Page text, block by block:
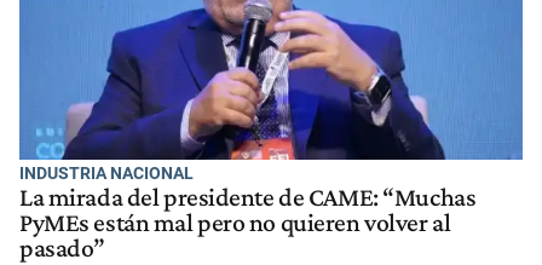
INDUSTRIA NACIONAL
La mirada del presidente de CAME: “Muchas
PyMEs están mal pero no quieren volver al
pasado”